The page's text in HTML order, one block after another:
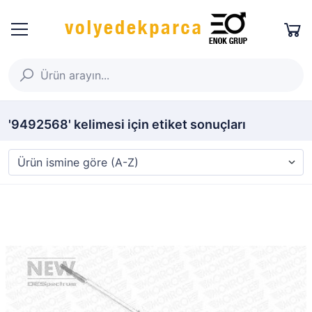
'9492568' kelimesi için etiket sonuçları